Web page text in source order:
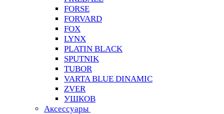
FORSE
FORVARD
FOX
LYNX
PLATIN BLACK
SPUTNIK
TUBOR
VARTA BLUE DINAMIC
ZVER
УШКОВ
Аксессуары